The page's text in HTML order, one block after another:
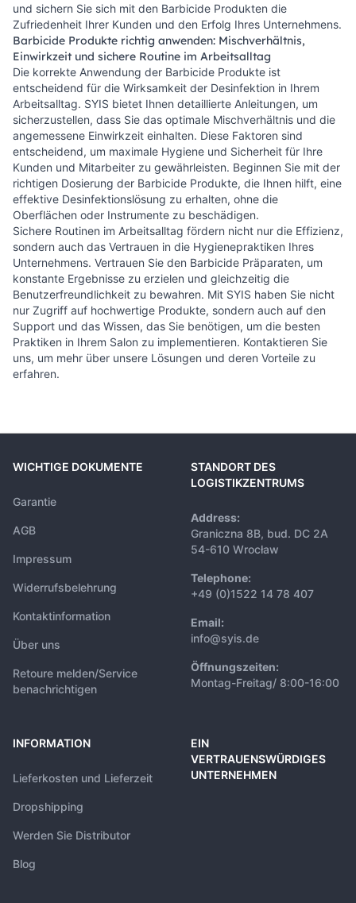
und sichern Sie sich mit den Barbicide Produkten die
Zufriedenheit Ihrer Kunden und den Erfolg Ihres Unternehmens.
Barbicide Produkte richtig anwenden: Mischverhältnis,
Einwirkzeit und sichere Routine im Arbeitsalltag
Die korrekte Anwendung der Barbicide Produkte ist
entscheidend für die Wirksamkeit der Desinfektion in Ihrem
Arbeitsalltag. SYIS bietet Ihnen detaillierte Anleitungen, um
sicherzustellen, dass Sie das optimale Mischverhältnis und die
angemessene Einwirkzeit einhalten. Diese Faktoren sind
entscheidend, um maximale Hygiene und Sicherheit für Ihre
Kunden und Mitarbeiter zu gewährleisten. Beginnen Sie mit der
richtigen Dosierung der Barbicide Produkte, die Ihnen hilft, eine
effektive Desinfektionslösung zu erhalten, ohne die
Oberflächen oder Instrumente zu beschädigen.
Sichere Routinen im Arbeitsalltag fördern nicht nur die Effizienz,
sondern auch das Vertrauen in die Hygienepraktiken Ihres
Unternehmens. Vertrauen Sie den Barbicide Präparaten, um
konstante Ergebnisse zu erzielen und gleichzeitig die
Benutzerfreundlichkeit zu bewahren. Mit SYIS haben Sie nicht
nur Zugriff auf hochwertige Produkte, sondern auch auf den
Support und das Wissen, das Sie benötigen, um die besten
Praktiken in Ihrem Salon zu implementieren. Kontaktieren Sie
uns, um mehr über unsere Lösungen und deren Vorteile zu
erfahren.
WICHTIGE DOKUMENTE
Garantie
AGB
Impressum
Widerrufsbelehrung
Kontaktinformation
Über uns
Retoure melden/Service
benachrichtigen
STANDORT DES
LOGISTIKZENTRUMS
Address:
Graniczna 8B, bud. DC 2A
54-610 Wrocław
Telephone:
+49 (0)1522 14 78 407
Email:
info@syis.de
Öffnungszeiten:
Montag-Freitag/ 8:00-16:00
INFORMATION
Lieferkosten und Lieferzeit
Dropshipping
Werden Sie Distributor
Blog
EIN
VERTRAUENSWÜRDIGES
UNTERNEHMEN